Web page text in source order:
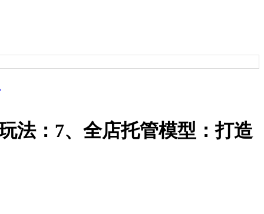
法：7、全店托管模型：打造